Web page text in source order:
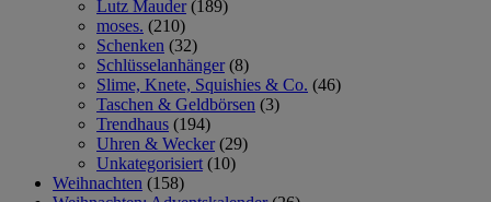
Lutz Mauder (189)
moses. (210)
Schenken (32)
Schlüsselanhänger (8)
Slime, Knete, Squishies & Co. (46)
Taschen & Geldbörsen (3)
Trendhaus (194)
Uhren & Wecker (29)
Unkategorisiert (10)
Weihnachten (158)